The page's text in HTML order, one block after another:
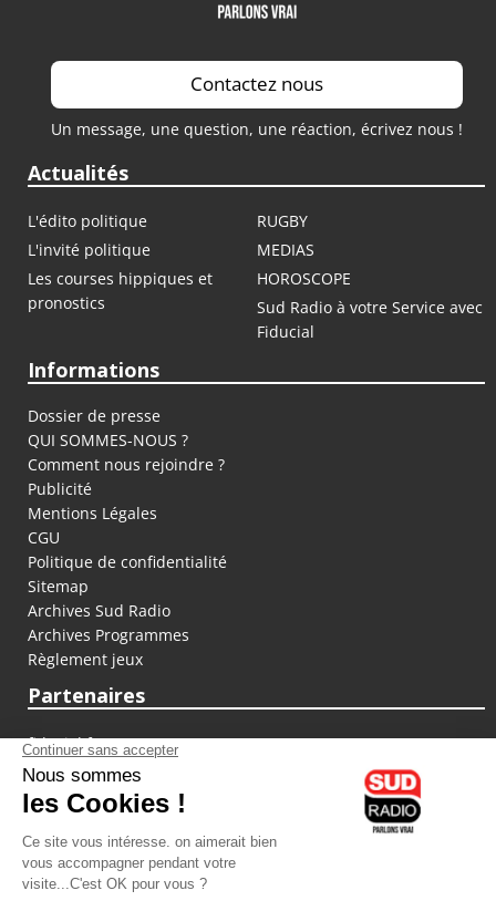
Contactez nous
Un message, une question, une réaction, écrivez nous !
Actualités
L'édito politique
RUGBY
L'invité politique
MEDIAS
Les courses hippiques et
pronostics
HOROSCOPE
Sud Radio à votre Service avec
Fiducial
Informations
Dossier de presse
QUI SOMMES-NOUS ?
Comment nous rejoindre ?
Publicité
Mentions Légales
CGU
Politique de confidentialité
Sitemap
Archives Sud Radio
Archives Programmes
Règlement jeux
Partenaires
fiducial.fr
lyoncapitale.fr
olympique-et-lyonnais.com
L'application Iphone / Android